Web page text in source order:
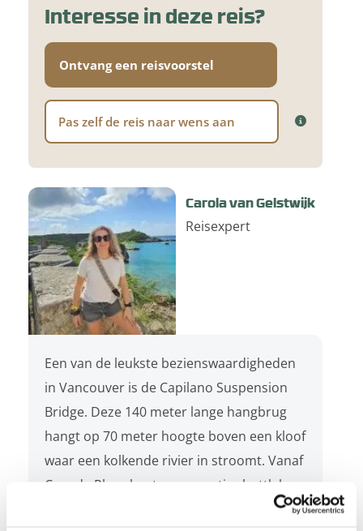
Interesse in deze reis?
Ontvang een reisvoorstel
Pas zelf de reis naar wens aan
Carola van Gelstwijk
Reisexpert
Een van de leukste bezienswaardigheden
in Vancouver is de Capilano Suspension
Bridge. Deze 140 meter lange hangbrug
hangt op 70 meter hoogte boven een kloof
waar een kolkende rivier in stroomt. Vanaf
Canada Place kunt u een gratis shuttlebus